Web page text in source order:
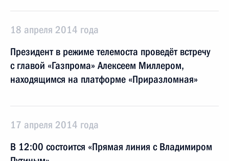
18 апреля 2014 года
Президент в режиме телемоста проведёт встречу
с главой «Газпрома» Алексеем Миллером,
находящимся на платформе «Приразломная»
17 апреля 2014 года
В 12:00 состоится «Прямая линия с Владимиром